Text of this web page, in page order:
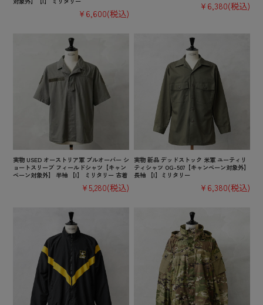
¥6,600(税込)
¥6,380(税込)
実物 USED オーストリア軍 プルオーバー シ
ョートスリーブ フィールドシャツ【キャン
ペーン対象外】 半袖 【I】 ミリタリー 古着
¥5,280(税込)
実物 新品 デッドストック 米軍 ユーティリ
ティシャツ OG-507【キャンペーン対象外】
長袖 【I】ミリタリー
¥6,380(税込)